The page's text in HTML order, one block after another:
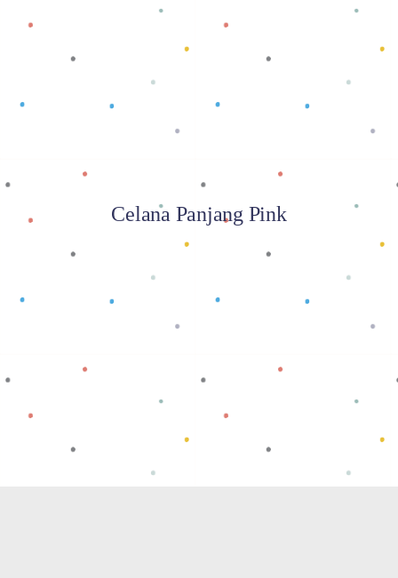
Baca selengkapnya
Celana Panjang Pink